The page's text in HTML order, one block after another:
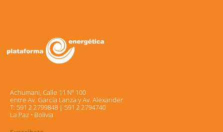
Achumani, Calle 11 Nº 100
entre Av. García Lanza y Av. Alexander
T: 591 2 2799848 | 591 2 2794740
La Paz • Bolivia